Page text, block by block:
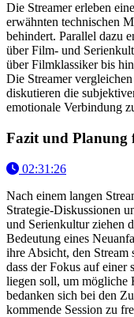
Die Streamer erleben
erwähnten technischen
behindert. Parallel dazu
über Film- und
über Filmklassiker bis
Die Streamer
diskutieren die
emotionale Verbindung
Fazit und
02:31:26
Nach einem langen
Strategie-Diskussionen
und Serienkultur ziehen
Bedeutung eines
ihre Absicht, den Stream
dass der Fokus auf einer
liegen soll, um mögliche
bedanken sich bei den
kommende Session zu